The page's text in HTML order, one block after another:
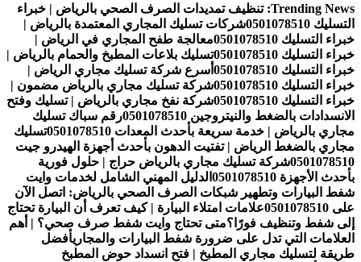
Trending News: تنظيف تمديدات الصرف الصحي بالرياض | خبراء
التسليك 0501078510
شركات تسليك المجاري المعتمدة بالرياض |
خبراء التسليك 0501078510
معالجة طفح المجاري في الرياض |
خبراء التسليك 0501078510
تسليك بلاعات المطبخ والحمام بالرياض |
خبراء التسليك 0501078510
أسرع شركة تسليك مجاري الرياض |
خبراء التسليك 0501078510
شركة تسليك مجاري بالرياض مضمون |
خبراء التسليك 0501078510
شركة نفخ مجاري بالرياض | تسليك وفتح
الانسدادات بالضغط والنيتروجين 0501078510
رقم سباك تسليك
مجاري بالرياض | خدمة سريعة بأحدث المعدات 0501078510
تسليك
مجاري بالضغط الرياض | تفتيت الدهون بأحدث أجهزة الهيدرو جيت
0501078510شركة تسليك مجاري بالرياض حراج | حلول فورية
بأحدث الأجهزة 0501078510
الدليل المهني الشامل لخدمات وايت
شفط البيارات وتطهير شبكات الصرف الصحي بالرياض: اتصل الآن
على 0501078510
علامات امتلاء البيارة | كيف تعرف أن البيارة تحتاج
إلى شفط وتنظيف فورًا؟متى تحتاج وايت شفط صرف صحي؟ | أهم
العلامات التي تدل على ضرورة شفط البيارات والمجاريأفضل
طريقة لتسليك مجاري المطبخ | فتح انسداد حوض المطبخ